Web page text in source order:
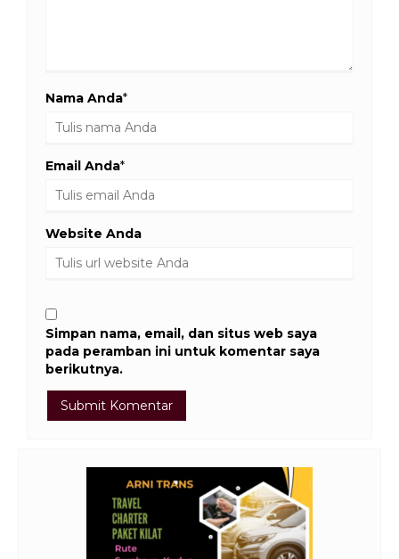
Nama Anda*
Email Anda*
Website Anda
Simpan nama, email, dan situs web saya
pada peramban ini untuk komentar saya
berikutnya.